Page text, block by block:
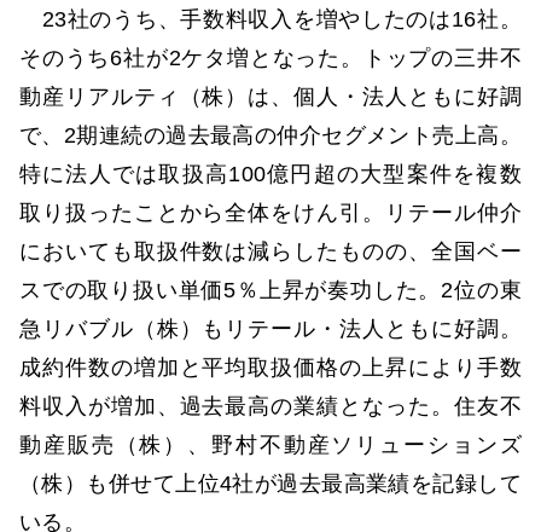
23社のうち、手数料収入を増やしたのは16社。
そのうち6社が2ケタ増となった。トップの三井不
動産リアルティ（株）は、個人・法人ともに好調
で、2期連続の過去最高の仲介セグメント売上高。
特に法人では取扱高100億円超の大型案件を複数
取り扱ったことから全体をけん引。リテール仲介
においても取扱件数は減らしたものの、全国ベー
スでの取り扱い単価5％上昇が奏功した。2位の東
急リバブル（株）もリテール・法人ともに好調。
成約件数の増加と平均取扱価格の上昇により手数
料収入が増加、過去最高の業績となった。住友不
動産販売（株）、野村不動産ソリューションズ
（株）も併せて上位4社が過去最高業績を記録して
いる。